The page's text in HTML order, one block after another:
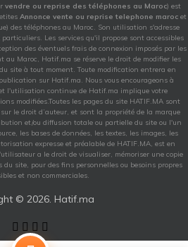
vendre ou reprise des téléphones au Maroc) est
Annonce vente ou reprise telephone marocet
des téléphones au Maroc. Son utilisation s'adresse
Les services qu'il propose sont accessibles
des éventuels frais de connexion imposés par les
au Maroc, Hatif.ma se réserve le droit de modifier les
site à tout moment. Toute modification entrera en
sur Hatif.ma. Nous vous encourageons à
l'utilisation continue de Hatif.ma implique votre
modifiées.Toutes les pages du site HATIF.MA sont
le droit d’auteur, et sont la propriété de la marque
et/ou diffusion totale ou partielle du site ou l'un
les bases de données, les textes, les images, les
expresse et préalable de HATIF.MA, est en
a le droit de visualiser, mémoriser une copie
du site, pour des fins personnelles ou besoins propres
et non commerciales.
© 2026. Hatif.ma
Facebook
X Pinterest